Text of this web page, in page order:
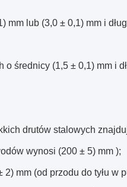
mm lub (3,0 ± 0,1) mm i
średnicy (1,5 ± 0,1) mm i
drutów stalowych
wynosi (200 ± 5) mm );
mm (od przodu do tyłu w